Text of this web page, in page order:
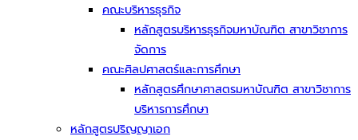
คณะบริหารธุรกิจ
หลักสูตรบริหารธุรกิจมหาบัณฑิต สาขาวิชาการ
จัดการ
คณะศิลปศาสตร์และการศึกษา
หลักสูตรศึกษาศาสตรมหาบัณฑิต สาขาวิชาการ
บริหารการศึกษา
หลักสูตรปริญญาเอก